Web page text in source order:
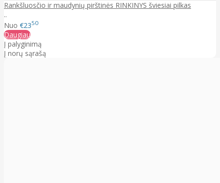
Rankšluosčio ir maudynių pirštinės RINKINYS šviesiai pilkas
..
Nuo €2350
Daugiau
Į palyginimą
Į norų sąrašą